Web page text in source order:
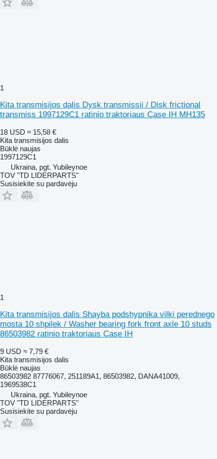
1
Kita transmisijos dalis Dysk transmissii / Disk frictional
transmiss 1997129C1 ratinio traktoriaus Case IH MH135
18 USD ≈ 15,58 €
Kita transmisijos dalis
Būklė naujas
1997129C1
Ukraina, pgt. Yubileynoe
TOV "TD LIDERPARTS"
Susisiekite su pardavėju
1
Kita transmisijos dalis Shayba podshypnika vilki perednego
mosta 10 shpilek / Washer bearing fork front axle 10 studs
86503982 ratinio traktoriaus Case IH
9 USD ≈ 7,79 €
Kita transmisijos dalis
Būklė naujas
86503982 87776067, 251189A1, 86503982, DANA41009,
1969538C1
Ukraina, pgt. Yubileynoe
TOV "TD LIDERPARTS"
Susisiekite su pardavėju